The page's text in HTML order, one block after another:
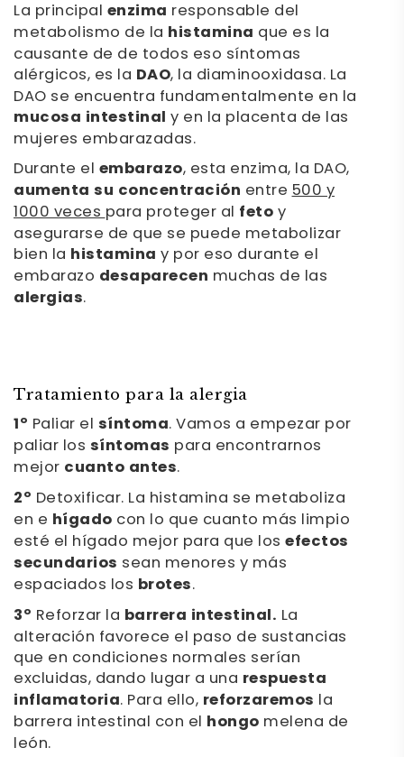
La principal enzima responsable del
metabolismo de la histamina que es la
causante de de todos eso síntomas
alérgicos, es la DAO, la diaminooxidasa. La
DAO se encuentra fundamentalmente en la
mucosa intestinal y en la placenta de las
mujeres embarazadas.
Durante el embarazo, esta enzima, la DAO,
aumenta su concentración entre500 y
1000 vecespara proteger al fetoy
asegurarse de que se puede metabolizar
bien la histamina y por eso durante el
embarazo desaparecen muchas de las
alergias.
Tratamiento para la alergia
1º Paliar el síntoma. Vamos a empezar por
paliar los síntomas para encontrarnos
mejor cuanto antes.
2º Detoxificar. La histamina se metaboliza
en e hígado con lo que cuanto más limpio
esté el hígado mejor para que los efectos
secundarios sean menores y más
espaciados los brotes.
3º Reforzar la barrera intestinal. La
alteración favorece el paso de sustancias
que en condiciones normales serían
excluidas, dando lugar a una respuesta
inflamatoria. Para ello, reforzaremos la
barrera intestinal con el hongo melena de
león.